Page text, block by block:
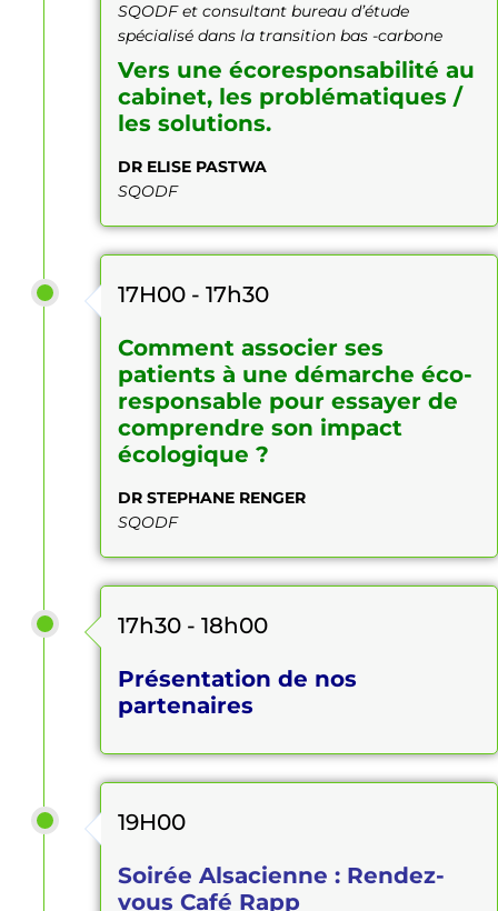
SQODF et consultant bureau d’étude
spécialisé dans la transition bas -carbone
Vers une écoresponsabilité au
cabinet, les problématiques /
les solutions.
DR ELISE PASTWA
SQODF
17H00 - 17h30
Comment associer ses
patients à une démarche éco-
responsable pour essayer de
comprendre son impact
écologique ?
DR STEPHANE RENGER
SQODF
17h30 - 18h00
Présentation de nos
partenaires
19H00
Soirée Alsacienne : Rendez-
vous Café Rapp